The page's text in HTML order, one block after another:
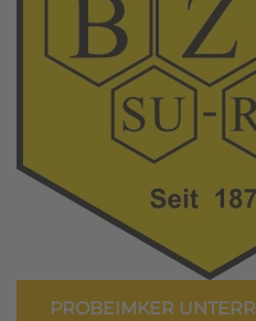
PROBEIMKER